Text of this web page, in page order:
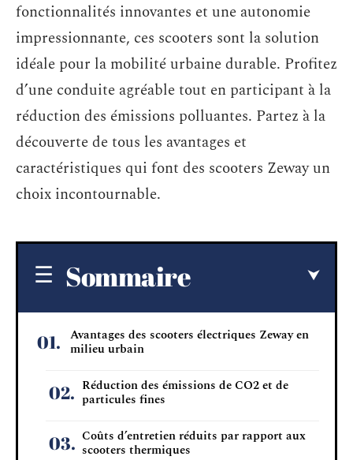
fonctionnalités innovantes et une autonomie
impressionnante, ces scooters sont la solution
idéale pour la mobilité urbaine durable. Profitez
d’une conduite agréable tout en participant à la
réduction des émissions polluantes. Partez à la
découverte de tous les avantages et
caractéristiques qui font des scooters Zeway un
choix incontournable.
Sommaire
Avantages des scooters électriques Zeway en
milieu urbain
Réduction des émissions de CO2 et de
particules fines
Coûts d’entretien réduits par rapport aux
scooters thermiques